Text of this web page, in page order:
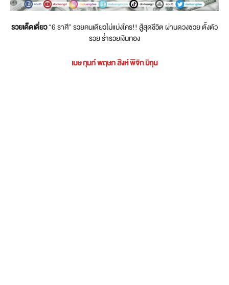
รวยเด็ดเดี่ยว“6 ราศี” รวยคนเดียวไม่แบ่งใคร!! สู้สุดชีวิต ผ่านดวงซวย ตั้งตัว
รวย ร่ำรวยเงินทอง
เมษ กุมภ์ พฤษภ สิงห์ พิจิก มิถุน